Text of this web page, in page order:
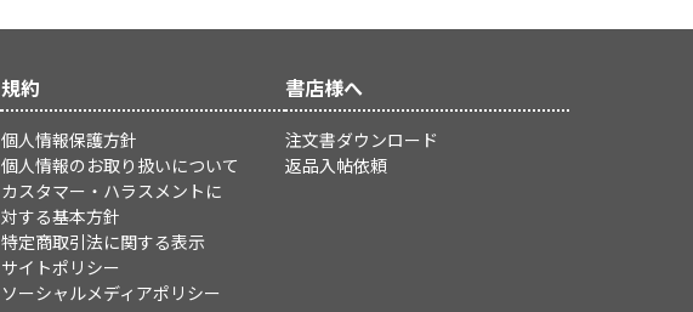
規約
個人情報保護方針
個人情報のお取り扱いについて
カスタマー・ハラスメントに
対する基本方針
特定商取引法に関する表示
サイトポリシー
ソーシャルメディアポリシー
書店様へ
注文書ダウンロード
返品入帖依頼